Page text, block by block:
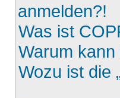
anmelden?!
Was ist
Warum
Wozu ist die